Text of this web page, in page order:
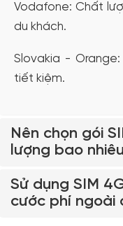
Vodafone: Chất
du khách.
Slovakia -
tiết kiệm.
Nên chọn gói
lượng bao
Sử dụng SIM
cước phí ngoài